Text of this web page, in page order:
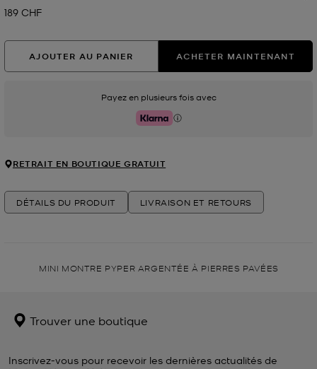
Prix actuel
189 CHF
AJOUTER AU PANIER ACHETER MAINTENANT
Payez en plusieurs fois avec
Klarna
RETRAIT EN BOUTIQUE GRATUIT
DÉTAILS DU PRODUIT LIVRAISON ET RETOURS
MINI MONTRE PYPER ARGENTÉE À PIERRES PAVÉES
Trouver une boutique
Inscrivez-vous pour recevoir les dernières actualités de